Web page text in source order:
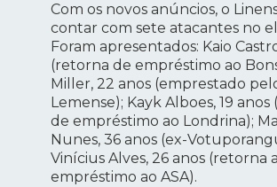
Com os novos anúncios, o
contar com sete atacantes no
Foram apresentados: Kaio
(retorna de empréstimo ao
Miller, 22 anos (emprestado
Lemense); Kayk Alboes, 19
de empréstimo ao Londrina);
Nunes, 36 anos (ex-
Vinícius Alves, 26 anos (retorna
empréstimo ao ASA).